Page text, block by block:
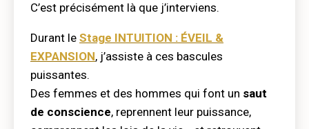
C’est précisément là que j’interviens.
Durant le Stage INTUITION : ÉVEIL &
EXPANSION, j’assiste à ces bascules
puissantes.
Des femmes et des hommes qui font un saut
de conscience, reprennent leur puissance,